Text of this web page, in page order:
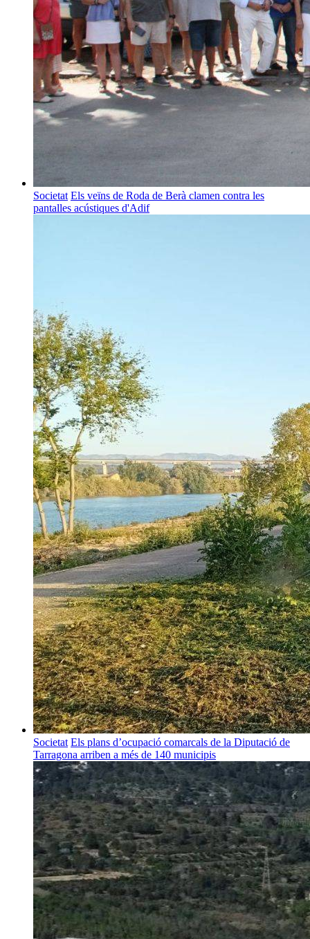
Societat Els veïns de Roda de Berà clamen contra les
pantalles acústiques d'Adif
Societat Els plans d’ocupació comarcals de la Diputació de
Tarragona arriben a més de 140 municipis